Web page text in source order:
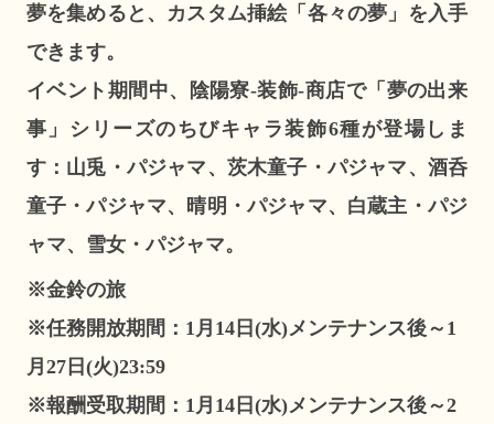
夢を集めると、カスタム挿絵「各々の夢」を入手
できます。
イベント期間中、陰陽寮-装飾-商店で「夢の出来
事」シリーズのちびキャラ装飾6種が登場しま
す：山兎・パジャマ、茨木童子・パジャマ、酒呑
童子・パジャマ、晴明・パジャマ、白蔵主・パジ
ャマ、雪女・パジャマ。
※金鈴の旅
※任務開放期間：1月14日(水)メンテナンス後～1
月27日(火)23:59
※報酬受取期間：1月14日(水)メンテナンス後～2